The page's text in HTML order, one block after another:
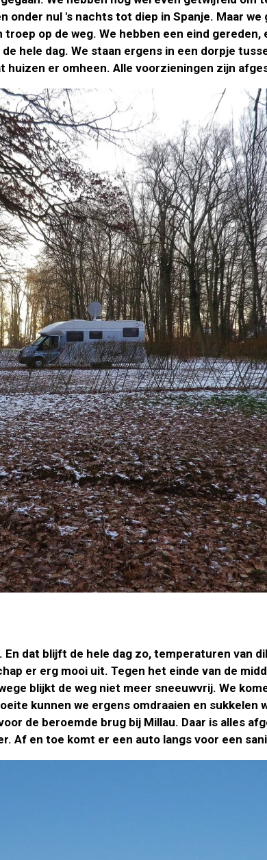
nul 's nachts tot diep in Spanje. Maar we
op de weg. We hebben een eind
hele dag. We staan ergens in een dorpje
huizen er omheen. Alle voorzieningen zijn
dat blijft de hele dag zo, temperaturen van
er erg mooi uit. Tegen het einde van de
blijkt de weg niet meer sneeuwvrij. We
kunnen we ergens omdraaien en sukkelen
de beroemde brug bij Millau. Daar is alles
Af en toe komt er een auto langs voor een